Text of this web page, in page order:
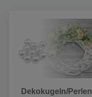
Dekokugeln/Perlen